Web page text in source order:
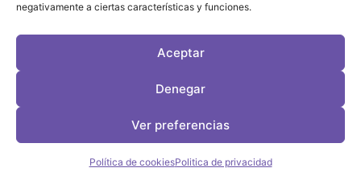
negativamente a ciertas características y funciones.
Aceptar
Denegar
Ver preferencias
Política de cookiesPolitica de privacidad
Desarrollo web por OrigenDigitalContacto: info@leviragetv
Política de CookiesPolítica de Privacidad